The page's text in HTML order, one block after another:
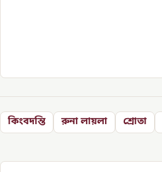
কিংবদন্তি রুনা লায়লা শ্রোতা